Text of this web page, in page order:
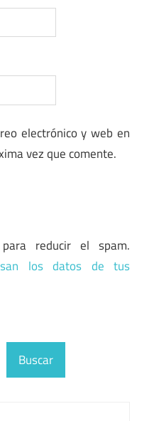
electrónico y web en
vez que comente.
reducir el spam.
los datos de tus
Buscar